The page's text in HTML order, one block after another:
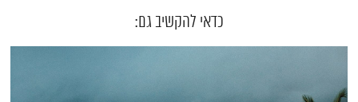
כדאי להקשיב גם: